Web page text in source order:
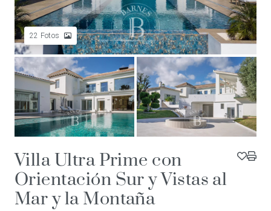
22 Fotos
Villa Ultra Prime con
Orientación Sur y Vistas al
Mar y la Montaña